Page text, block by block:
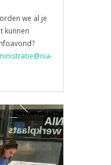
we al je
kunnen